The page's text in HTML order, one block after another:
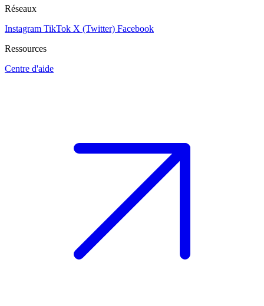
Réseaux
Instagram TikTok X (Twitter) Facebook
Ressources
Centre d'aide